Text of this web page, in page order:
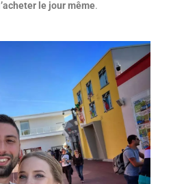
l’acheter le jour même.